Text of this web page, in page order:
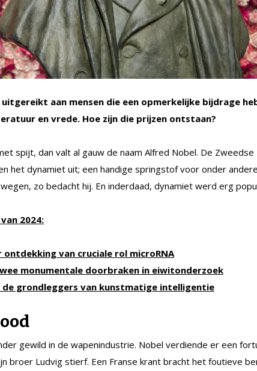
aan mensen die een opmerkelijke bijdrage
en vrede. Hoe zijn die prijzen ontstaan?
spijt, dan valt al gauw de naam Alfred Nobel. De Zweedse
het dynamiet uit; een handige springstof voor onder
zo bedacht hij. En inderdaad, dynamiet werd erg
2024:
van cruciale rol microRNA
monumentale doorbraken in eiwitonderzoek
grondleggers van kunstmatige intelligentie
gewild in de wapenindustrie. Nobel verdiende er een
broer Ludvig stierf. Een Franse krant bracht het foutieve